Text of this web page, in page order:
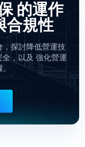
的運作
合規性
，探討降低營運技
，以及 強化營運